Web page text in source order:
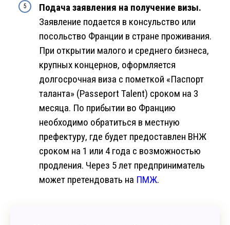
Подача заявления на получение визы.
Заявление подается в консульство или
посольство Франции в стране проживания.
При открытии малого и среднего бизнеса,
крупных концернов, оформляется
долгосрочная виза с пометкой «Паспорт
таланта» (Passeport Talent) сроком на 3
месяца. По прибытии во Францию
необходимо обратиться в местную
префектуру, где будет предоставлен ВНЖ
сроком на 1 или 4 года с возможностью
продления. Через 5 лет предприниматель
может претендовать на ПМЖ.